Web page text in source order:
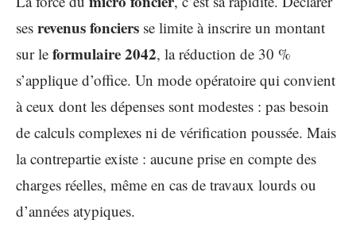
ses revenus fonciers se limite à inscrire un montant
sur le formulaire 2042, la réduction de 30 %
s’applique d’office. Un mode opératoire qui convient
à ceux dont les dépenses sont modestes : pas besoin
de calculs complexes ni de vérification poussée. Mais
la contrepartie existe : aucune prise en compte des
charges réelles, même en cas de travaux lourds ou
d’années atypiques.